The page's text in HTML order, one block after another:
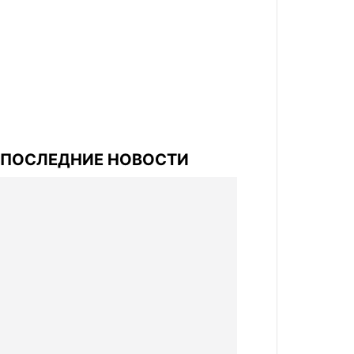
ПОСЛЕДНИЕ НОВОСТИ